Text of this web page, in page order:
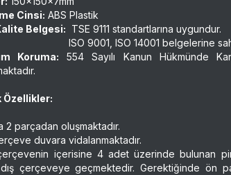
Cinsi: ABS Plastik
Belgesi: TSE 9111 standartlarına uygundur.
9001, ISO 14001 belgelerine
Koruma: 554 Sayılı Kanun Hükmünde
Özellikler:
2 parçadan oluşmaktadır.
duvara vidalanmaktadır.
içerisine 4 adet üzerinde bulunan
çerçeveye geçmektedir. Gerektiğinde ön